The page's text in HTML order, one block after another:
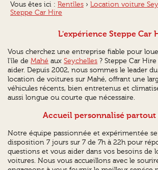
Vous êtes ici : Rentîles › Location voiture
Steppe Car Hire
L'expérience Steppe Car
Vous cherchez une entreprise fiable pour
l'île deMahé auxSeychelles ? Steppe Car
aider. Depuis 2002, nous sommes le leader
location de voitures sur Mahé, offrant une
véhicules récents, bien entretenus et
aussi longue ou courte que nécessaire.
Accueil personnalisé partout
Notre équipe passionnée et expérimentée
disposition 7 jours sur 7 de 7h à 22h pour
questions et vous aider dans vos besoins de
voitures. Nous vous accueillons avec le